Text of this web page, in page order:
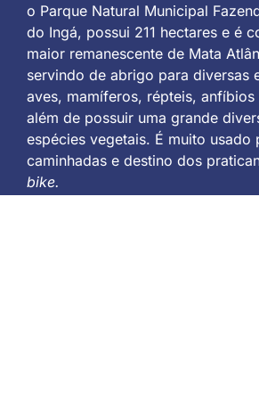
o Parque Natural Municipal
do Ingá, possui 211 hectares e é
maior remanescente de Mata
servindo de abrigo para diversas
aves, mamíferos, répteis,
além de possuir uma grande
espécies vegetais. É muito usado
caminhadas e destino dos
bike.